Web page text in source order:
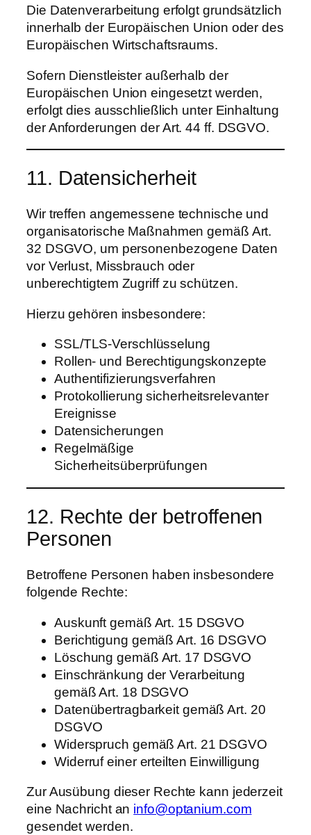
Die Datenverarbeitung erfolgt grundsätzlich
innerhalb der Europäischen Union oder des
Europäischen Wirtschaftsraums.
Sofern Dienstleister außerhalb der
Europäischen Union eingesetzt werden,
erfolgt dies ausschließlich unter Einhaltung
der Anforderungen der Art. 44 ff. DSGVO.
11. Datensicherheit
Wir treffen angemessene technische und
organisatorische Maßnahmen gemäß Art.
32 DSGVO, um personenbezogene Daten
vor Verlust, Missbrauch oder
unberechtigtem Zugriff zu schützen.
Hierzu gehören insbesondere:
SSL/TLS-Verschlüsselung
Rollen- und Berechtigungskonzepte
Authentifizierungsverfahren
Protokollierung sicherheitsrelevanter
Ereignisse
Datensicherungen
Regelmäßige
Sicherheitsüberprüfungen
12. Rechte der betroffenen
Personen
Betroffene Personen haben insbesondere
folgende Rechte:
Auskunft gemäß Art. 15 DSGVO
Berichtigung gemäß Art. 16 DSGVO
Löschung gemäß Art. 17 DSGVO
Einschränkung der Verarbeitung
gemäß Art. 18 DSGVO
Datenübertragbarkeit gemäß Art. 20
DSGVO
Widerspruch gemäß Art. 21 DSGVO
Widerruf einer erteilten Einwilligung
Zur Ausübung dieser Rechte kann jederzeit
eine Nachricht an info@optanium.com
gesendet werden.